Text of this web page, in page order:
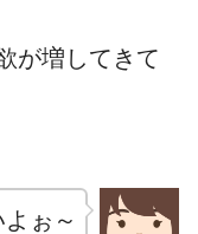
が増してきて
ぉ～